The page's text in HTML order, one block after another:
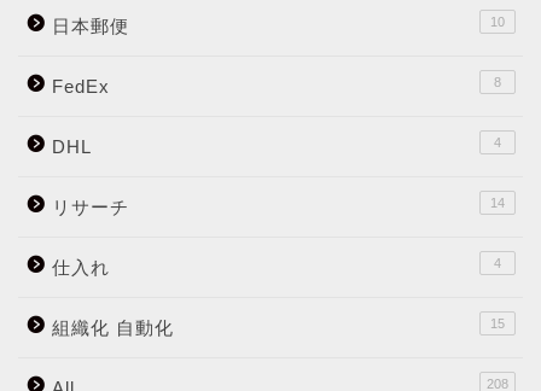
日本郵便 10
FedEx 8
DHL 4
リサーチ 14
仕入れ 4
組織化 自動化 15
208